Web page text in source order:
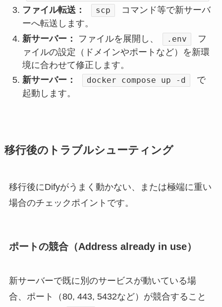
ファイル転送： scp
コマンド等で新サーバ
ーへ転送します。
新サーバー：
ファイルを展開し、 .env
フ
ァイルの設定（ドメインやポートなど）を新環
境に合わせて修正します。
新サーバー：
docker compose up -d
で
起動します。
移行後のトラブルシューティング
移行後にDifyがうまく動かない、または極端に重い
場合のチェックポイントです。
ポートの競合（Address already in use）
新サーバーで既に別のサービスが動いている場
合、ポート（80, 443, 5432など）が競合すること